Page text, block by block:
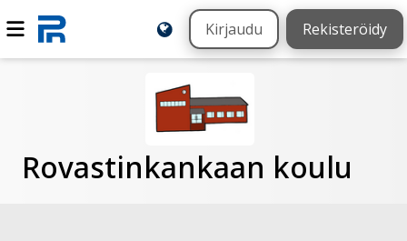
Kirjaudu Rekisteröidy
Rovastinkankaan koulu